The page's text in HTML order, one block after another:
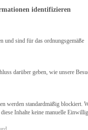
identifizieren
erteilt werden
und sind für das ordnungsgemäße
darüber geben, wie unsere
werden standardmäßig blockiert.
Inhalte keine manuelle